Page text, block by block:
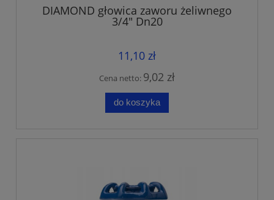
DIAMOND głowica zaworu żeliwnego
3/4" Dn20
11,10 zł
Cena netto: 9,02 zł
do koszyka